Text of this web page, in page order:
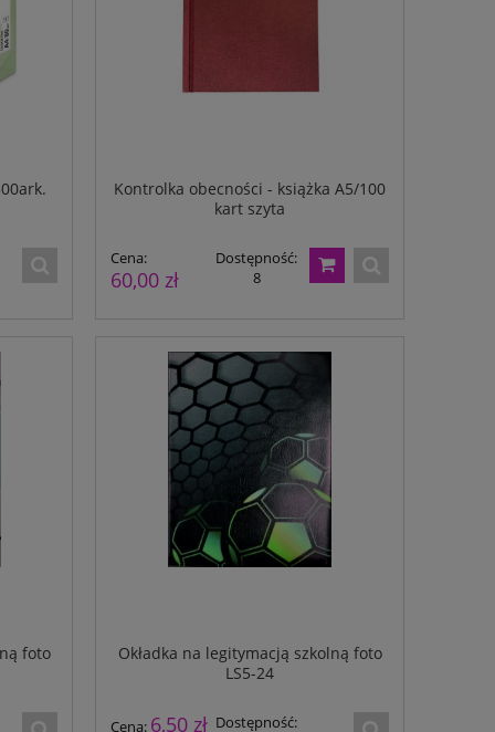
Kontrolka obecności - książka A5/100
kart szyta
Cena:
60,00 zł
Dostępność:
8
foto
Okładka na legitymacją szkolną foto
LS5-24
Cena: 6,50 zł Dostępność: